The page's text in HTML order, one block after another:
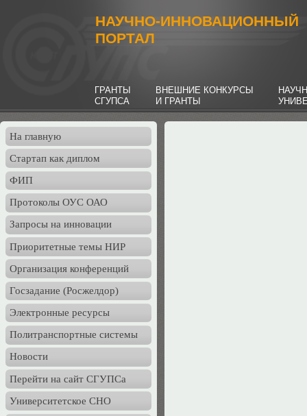
НАУЧНО-ИННОВАЦИОННЫЙ
ПОРТАЛ
ГРАНТЫ
СГУПСА
ВНЕШНИЕ КОНКУРСЫ
И ГРАНТЫ
На главную
Стартап как диплом
ФИП
Протоколы ОУС ОАО
Запросы на инновации
Приоритетные темы НИР
Организация конференций
Госзадание (Росжелдор)
Электронные ресурсы
Политранспортные системы
Новости
Перейти на сайт СГУПСа
Университетское СНО